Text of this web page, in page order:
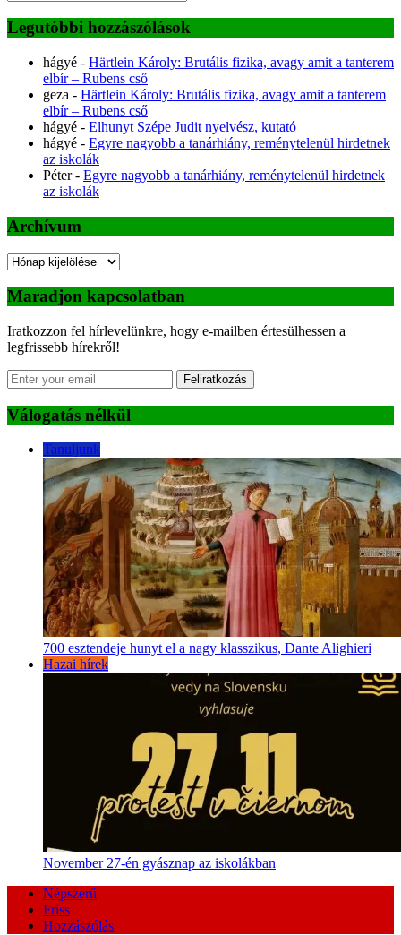
Legutóbbi hozzászólások
hágyé - Härtlein Károly: Brutális fizika, avagy amit a tanterem
elbír – Rubens cső
geza - Härtlein Károly: Brutális fizika, avagy amit a tanterem
elbír – Rubens cső
hágyé - Elhunyt Szépe Judit nyelvész, kutató
hágyé - Egyre nagyobb a tanárhiány, reménytelenül hirdetnek
az iskolák
Péter- Egyre nagyobb a tanárhiány, reménytelenül hirdetnek
az iskolák
Archívum
Archívum
Maradjon kapcsolatban
Iratkozzon fel hírlevelünkre, hogy e-mailben értesülhessen a
legfrissebb hírekről!
Feliratkozás
Válogatás nélkül
Tanuljunk
700 esztendeje hunyt el a nagy klasszikus, Dante Alighieri
Hazai hírek
November 27-én gyásznap az iskolákban
Népszerű
Friss
Hozzászólás